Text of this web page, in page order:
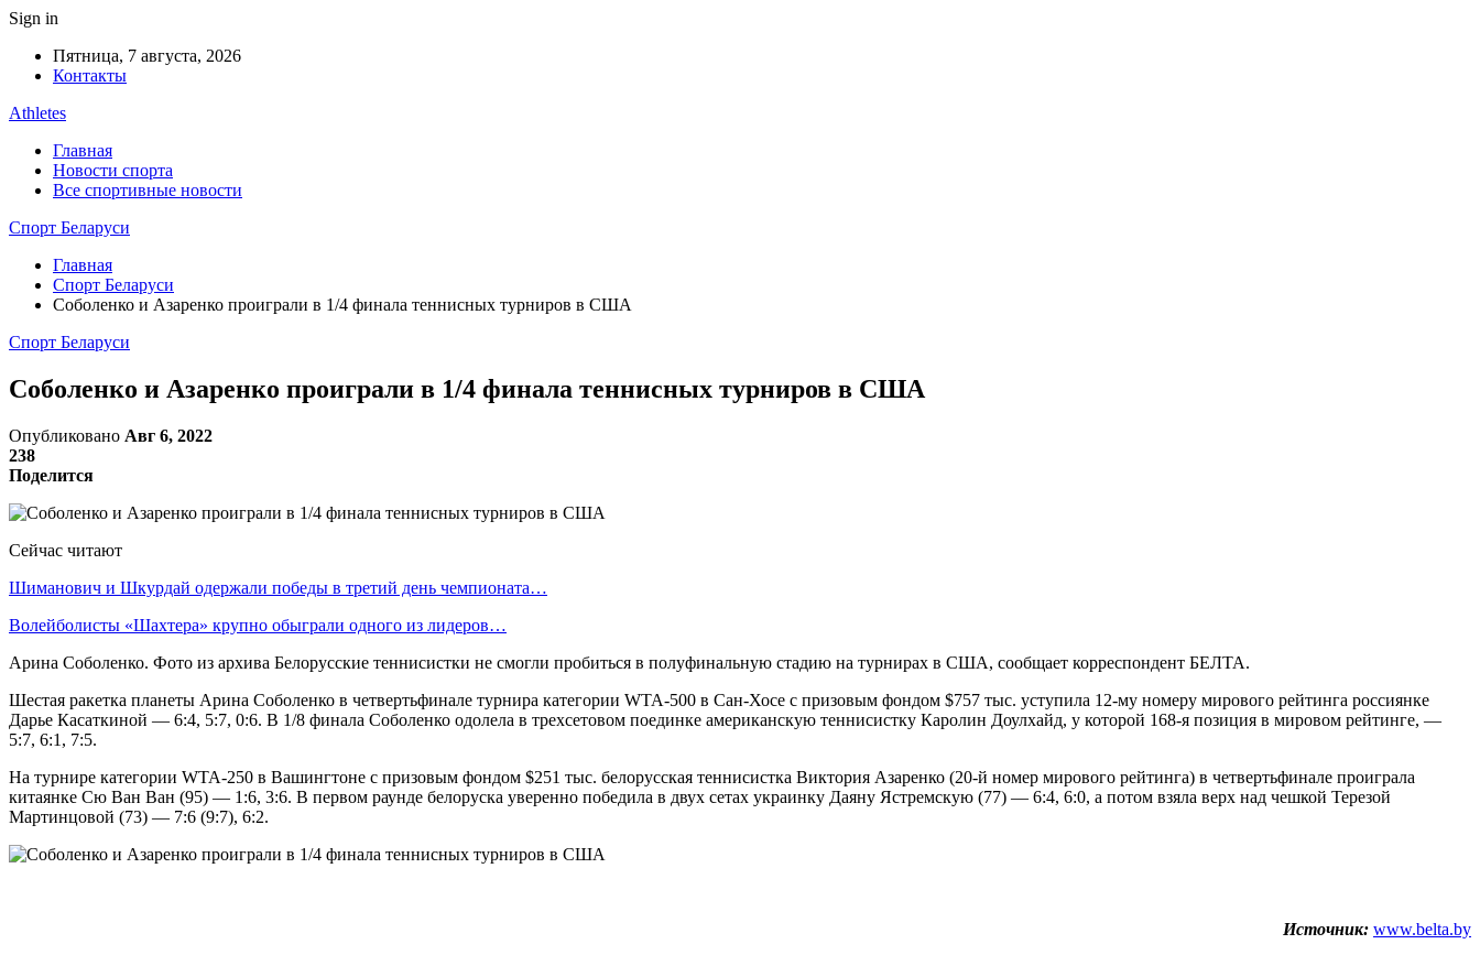
Sign in
Пятница, 7 августа, 2026
Контакты
Athletes
Главная
Новости спорта
Все спортивные новости
Спорт Беларуси
Главная
Спорт Беларуси
Соболенко и Азаренко проиграли в 1/4 финала теннисных турниров в США
Спорт Беларуси
Соболенко и Азаренко проиграли в 1/4 финала теннисных турниров в США
Опубликовано Авг 6, 2022
238
Поделится
Сейчас читают
Шиманович и Шкурдай одержали победы в третий день чемпионата…
Волейболисты «Шахтера» крупно обыграли одного из лидеров…
Арина Соболенко. Фото из архива Белорусские теннисистки не смогли пробиться в полуфинальную стадию на турнирах в США, сообщает корреспондент БЕЛТА.
Шестая ракетка планеты Арина Соболенко в четвертьфинале турнира категории WTA-500 в Сан-Хосе с призовым фондом $757 тыс. уступила 12-му номеру мирового рейтинга россиянке
Дарье Касаткиной — 6:4, 5:7, 0:6. В 1/8 финала Соболенко одолела в трехсетовом поединке американскую теннисистку Каролин Доулхайд, у которой 168-я позиция в мировом рейтинге, —
5:7, 6:1, 7:5.
На турнире категории WTA-250 в Вашингтоне с призовым фондом $251 тыс. белорусская теннисистка Виктория Азаренко (20-й номер мирового рейтинга) в четвертьфинале проиграла
китаянке Сю Ван Ван (95) — 1:6, 3:6. В первом раунде белоруска уверенно победила в двух сетах украинку Даяну Ястремскую (77) — 6:4, 6:0, а потом взяла верх над чешкой Терезой
Мартинцовой (73) — 7:6 (9:7), 6:2.
Источник: www.belta.by